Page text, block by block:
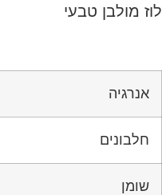
לוז מולבן טבעי
אנרגיה
חלבונים
שומן